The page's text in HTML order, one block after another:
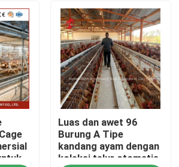
Baterai Lapisan
Peternakan Unggas
Unggas
Ayam Dijual
pedaging
Luas dan awet 96
Burung A Tipe
kandang ayam dengan
koleksi telur otomatis